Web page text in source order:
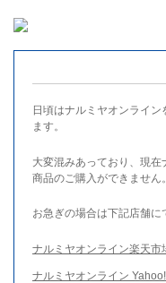
日頃はナルミヤオンライ
ます。
大変混みあっており、現
商品のご購入ができません。
お急ぎの場合は下記店舗に
ナルミヤオンライン楽天市
ナルミヤオンライン